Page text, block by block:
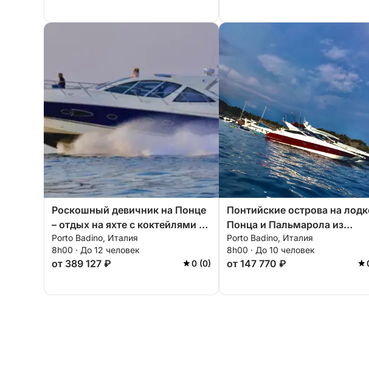
Роскошный девичник на Понце
– отдых на яхте с коктейлями и
расслаблением.
Porto Badino, Италия
8h00 · До 12 человек
от 389 127 ₽ 0 (0)
Понтийские острова на
Понца и Пальмарола из
Террачины.
Porto Badino, Италия
8h00 · До 10 человек
от 147 770 ₽